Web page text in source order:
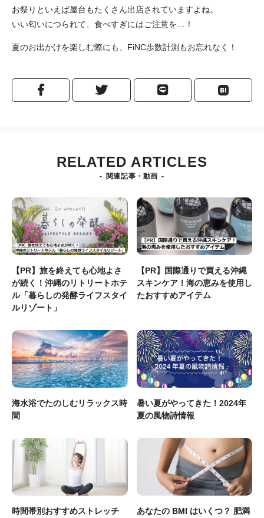
お祭りといえば屋台もたくさん出店されていますよね。
いい匂いにつられて、食べすぎにはご注意を…！
夏のお出かけを楽しむ際にも、FiNC歩数計測もお忘れなく！
RELATED ARTICLES
関連記事・動画
【PR】旅を終えても心地よさ
が続く！沖縄のリトリートホテ
ル「暮らしの発酵ライフスタイ
ルリゾート」
【PR】国際通りで買える沖縄
スキンケア！海の恵みを使用し
たおすすめアイテム
海水浴でたのしむリラックス時
間
暑い夏がやってきた！2024年
夏の風物詩情報
時間帯別おすすめストレッチ
あなたの BMI はいくつ？ 肥満